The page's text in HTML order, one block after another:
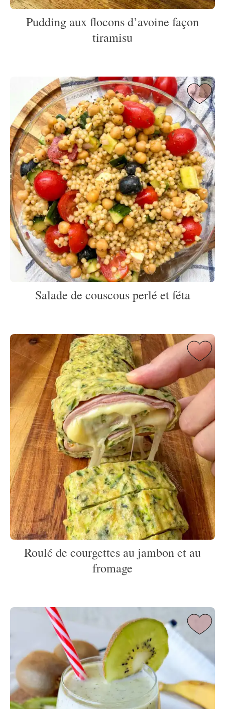
Pudding aux flocons d’avoine façon
tiramisu
Salade de couscous perlé et féta
Roulé de courgettes au jambon et au
fromage